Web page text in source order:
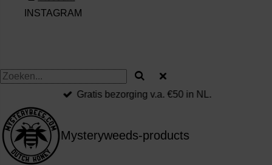
INSTAGRAM
Gratis bezorging v.a. €50 in NL.
Mysteryweeds-products